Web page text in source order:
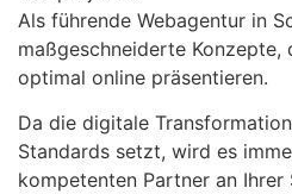
Als führende Webagentur in
maßgeschneiderte Konzepte,
optimal online präsentieren.
Da die digitale
Standards setzt, wird es
kompetenten Partner an Ihrer